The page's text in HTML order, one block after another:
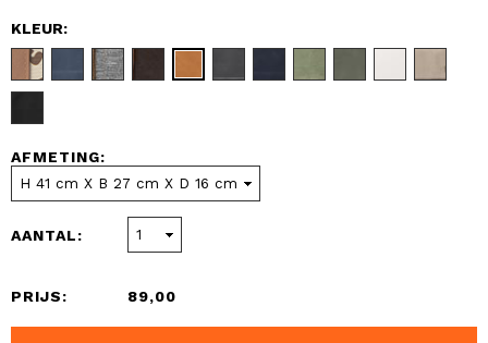
KLEUR:
AFMETING:
AANTAL:
PRIJS: 89,00